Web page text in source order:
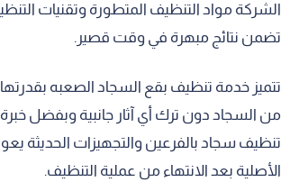
الشركة مواد التنظيف المتطورة وتقنيات
تضمن نتائج مبهرة في وقت قصير.
تتميز خدمة تنظيف بقع السجاد الصعبه بقدرتها
من السجاد دون ترك أي آثار جانبية وبفضل
تنظيف سجاد بالفرعين والتجهيزات الحديثة
الأصلية بعد الانتهاء من عملية التنظيف.